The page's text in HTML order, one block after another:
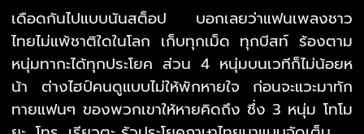
เดือดกันไปแบบนันสต็อป บอกเลยว่าแฟนเพลงชาว
ไทยไม่แพ้ชาติใดในโลก เก็บทุกเม็ด ทุกบีสท์ ร้องตาม
หนุ่มทากะได้ทุกประโยค ส่วน 4 หนุ่มบนเวทีก็ไม่น้อยห
น้า ต่างไฮป์คนดูแบบไม่ให้พักหายใจ ก่อนจะแวะมาทัก
ทายแฟนๆ ของพวกเขาให้หายคิดถึง ซึ่ง 3 หนุ่ม โทโม